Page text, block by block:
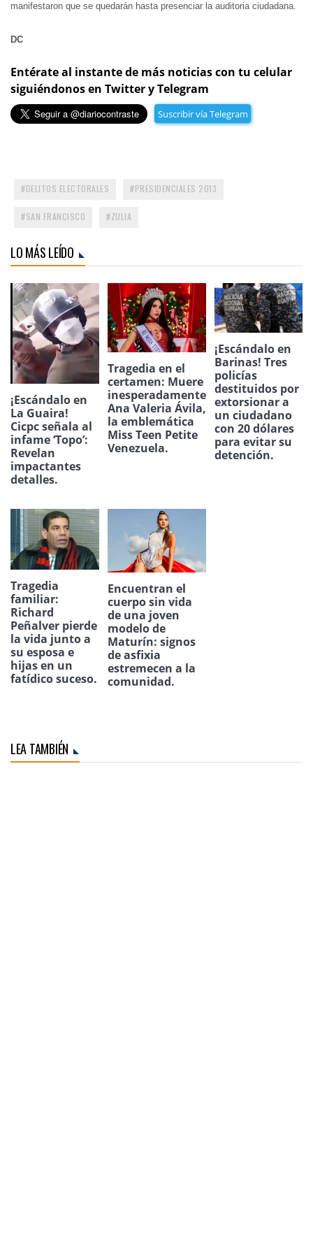
manifestaron que se quedarán hasta presenciar la auditoria ciudadana.
DC
Entérate al instante de más noticias con tu celular
siguiéndonos en Twitter y Telegram
Suscribir vía Telegram
DELITOS ELECTORALES PRESIDENCIALES 2013
SAN FRANCISCO ZULIA
LO MÁS LEÍDO
¡Escándalo en
La Guaira!
Cicpc señala al
infame ‘Topo’:
Revelan
impactantes
detalles.
Tragedia en el
certamen: Muere
inesperadamente
Ana Valeria Ávila,
la emblemática
Miss Teen Petite
Venezuela.
¡Escándalo en
Barinas! Tres
policías
destituidos por
extorsionar a
un ciudadano
con 20 dólares
para evitar su
detención.
Tragedia
familiar:
Richard
Peñalver pierde
la vida junto a
su esposa e
hijas en un
fatídico suceso.
Encuentran el
cuerpo sin vida
de una joven
modelo de
Maturín: signos
de asfixia
estremecen a la
comunidad.
LEA TAMBIÉN